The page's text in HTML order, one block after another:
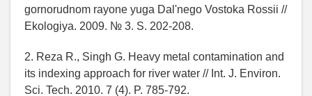
gornorudnom rayone yuga Dal'nego Vostoka Rossii //
Ekologiya. 2009. № 3. S. 202-208.
2. Reza R., Singh G. Heavy metal contamination and
its indexing approach for river water // Int. J. Environ.
Sci. Tech. 2010. 7 (4). P. 785-792.